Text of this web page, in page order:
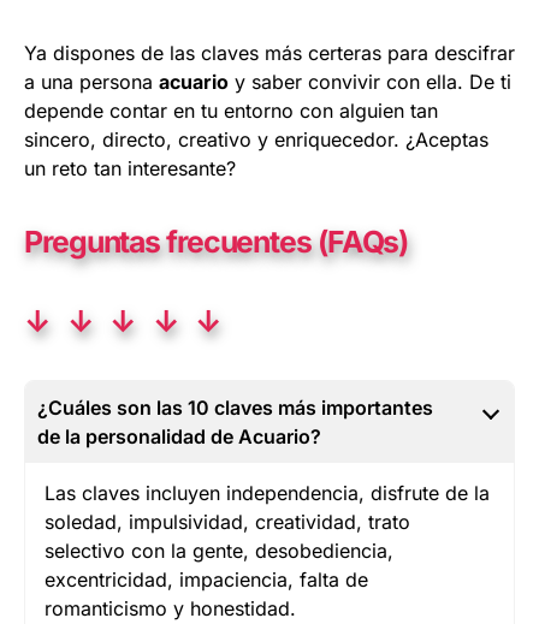
Ya dispones de las claves más certeras para descifrar
a una persona acuario y saber convivir con ella. De ti
depende contar en tu entorno con alguien tan
sincero, directo, creativo y enriquecedor. ¿Aceptas
un reto tan interesante?
Preguntas frecuentes (FAQs)
↓ ↓ ↓ ↓ ↓
¿Cuáles son las 10 claves más importantes
de la personalidad de Acuario?
Las claves incluyen independencia, disfrute de la
soledad, impulsividad, creatividad, trato
selectivo con la gente, desobediencia,
excentricidad, impaciencia, falta de
romanticismo y honestidad.